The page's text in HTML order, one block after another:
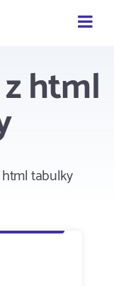
html
tabulky